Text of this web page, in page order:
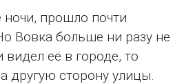
ночи, прошло почти
Вовка больше ни разу не
видел её в городе, то
другую сторону улицы.